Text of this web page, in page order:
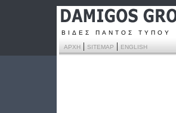
ΒΙΔΕΣ ΠΑΝΤΟΣ ΤΥΠΟΥ
ΑΡΧΗ | SITEMAP | ENGLISH